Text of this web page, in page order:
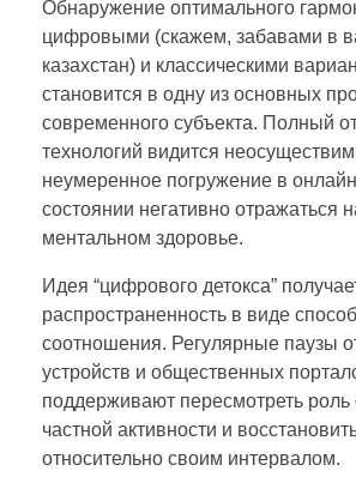
Обнаружение оптимального
цифровыми (скажем, забавами в
казахстан) и классическими
становится в одну из основных
современного субъекта. Полный
технологий видится
неумеренное погружение в
состоянии негативно отражаться
ментальном здоровье.
Идея “цифрового детокса”
распространенность в виде
соотношения. Регулярные паузы
устройств и общественных
поддерживают пересмотреть роль
частной активности и
относительно своим интервалом.